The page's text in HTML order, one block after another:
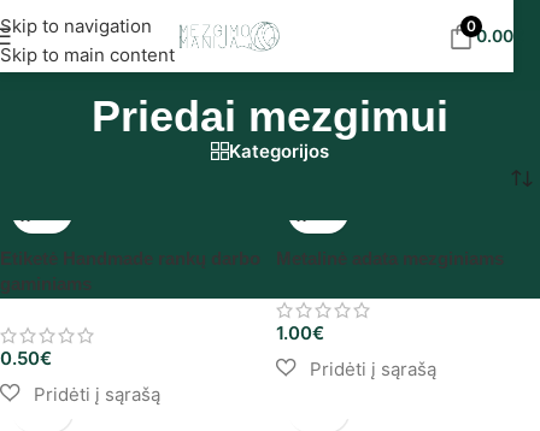
Skip to navigation
Skip to main content
eur!
00.00€
Priedai mezgimui
Kategorijos
Etiketė Handmade rankų darbo
gaminiams
0.50€
Metalinė adata mezginiams
1.00€